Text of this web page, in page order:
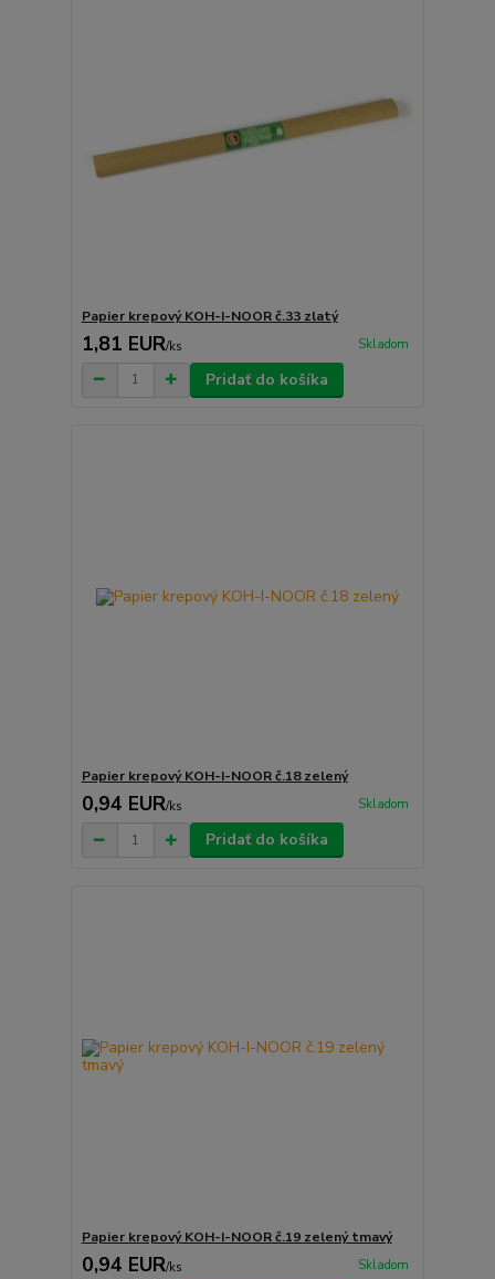
Papier krepový KOH-I-NOOR č.33 zlatý
1,81 EUR/ks Skladom
Pridať do košíka
Papier krepový KOH-I-NOOR č.18 zelený
0,94 EUR/ks Skladom
Pridať do košíka
Papier krepový KOH-I-NOOR č.19 zelený tmavý
0,94 EUR/ks Skladom